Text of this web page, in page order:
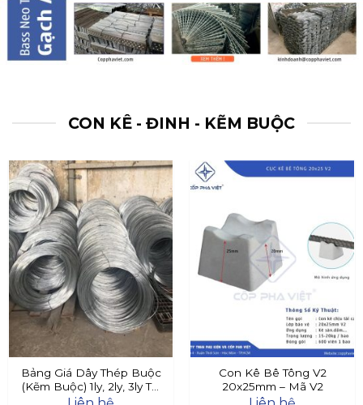
CON KÊ - ĐINH - KẼM BUỘC
Bảng Giá Dây Thép Buộc
(Kẽm Buộc) 1ly, 2ly, 3ly Tại
Đây
Con Kê Bê Tông V2
20x25mm – Mã V2